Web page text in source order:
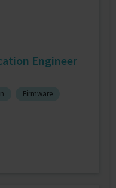
Engineer
Firmware